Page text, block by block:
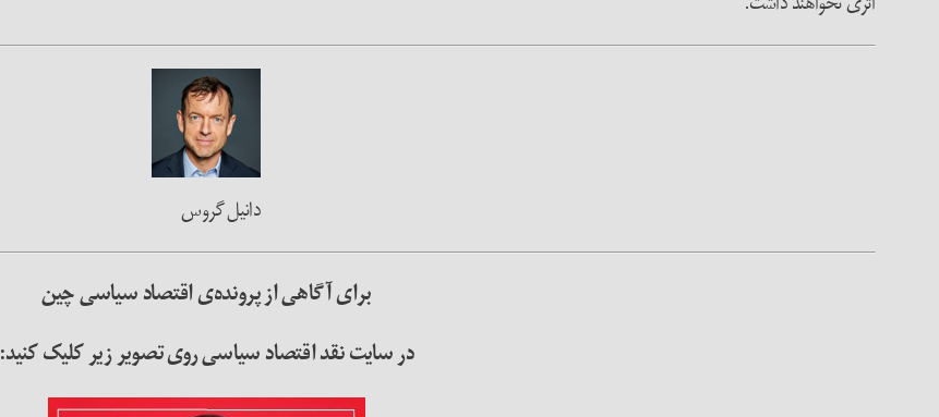
دانیل گروس
برای آگاهی از پرونده‌ی اقتصاد سیاسی چین
در سایت نقد اقتصاد سیاسیروی تصویر زیر کلیک کنید: